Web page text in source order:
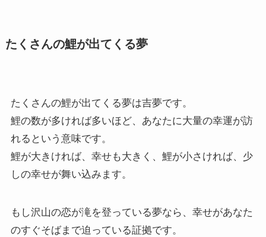
たくさんの鯉が出てくる夢
たくさんの鯉が出てくる夢は吉夢です。
鯉の数が多ければ多いほど、あなたに大量の幸運が訪
れるという意味です。
鯉が大きければ、幸せも大きく、鯉が小さければ、少
しの幸せが舞い込みます。
もし沢山の恋が滝を登っている夢なら、幸せがあなた
のすぐそばまで迫っている証拠です。